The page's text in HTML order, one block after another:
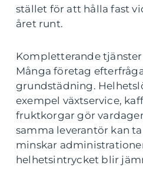
stället för att hålla fast
året runt.
Kompletterande
Många företag
grundstädning.
exempel växtservice,
fruktkorgar gör
samma leverantör kan
minskar
helhetsintrycket blir